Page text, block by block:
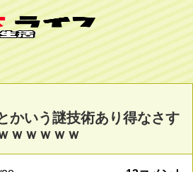
かいう謎技術あり得なさす
ｗｗｗｗｗ